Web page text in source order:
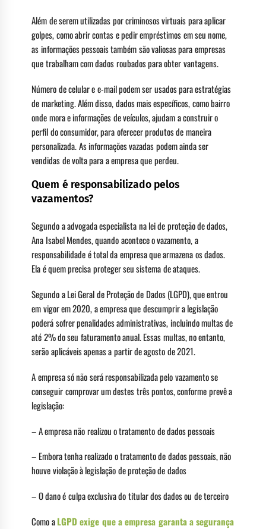
Além de serem utilizadas por criminosos virtuais para aplicar
golpes, como abrir contas e pedir empréstimos em seu nome,
as informações pessoais também são valiosas para empresas
que trabalham com dados roubados para obter vantagens.
Número de celular e e-mail podem ser usados para estratégias
de marketing. Além disso, dados mais específicos, como bairro
onde mora e informações de veículos, ajudam a construir o
perfil do consumidor, para oferecer produtos de maneira
personalizada. As informações vazadas podem ainda ser
vendidas de volta para a empresa que perdeu.
Quem é responsabilizado pelos
vazamentos?
Segundo a advogada especialista na lei de proteção de dados,
Ana Isabel Mendes, quando acontece o vazamento, a
responsabilidade é total da empresa que armazena os dados.
Ela é quem precisa proteger seu sistema de ataques.
Segundo a Lei Geral de Proteção de Dados (LGPD), que entrou
em vigor em 2020, a empresa que descumprir a legislação
poderá sofrer penalidades administrativas, incluindo multas de
até 2% do seu faturamento anual. Essas multas, no entanto,
serão aplicáveis apenas a partir de agosto de 2021.
A empresa só não será responsabilizada pelo vazamento se
conseguir comprovar um destes três pontos, conforme prevê a
legislação:
– A empresa não realizou o tratamento de dados pessoais
– Embora tenha realizado o tratamento de dados pessoais, não
houve violação à legislação de proteção de dados
– O dano é culpa exclusiva do titular dos dados ou de terceiro
Como aLGPD exige que a empresa garanta a segurança